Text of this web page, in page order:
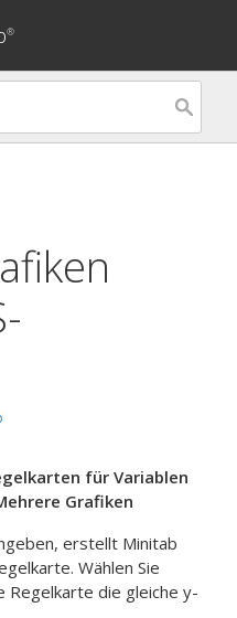
®
für Variablen
Grafiken
erstellt Minitab
Wählen Sie
Regelkarte die gleiche y-